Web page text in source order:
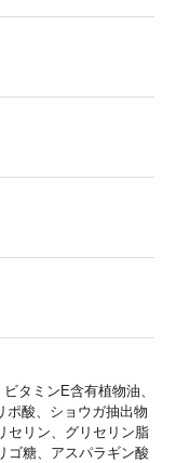
タミンE含有植物油、
ポ酸、ショウガ抽出物
セリン、グリセリン脂
ゴ糖、アスパラギン酸